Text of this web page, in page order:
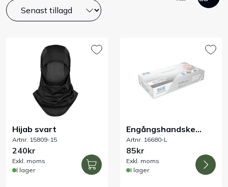
Råvaruhantering & lagring
Exponering & servering
Städutrustning
Plåtbyte
Hijab svart
Artnr. 15809-15
240kr
Exkl. moms
I lager
Engångshandske
puderfri TEP
Artnr. 16680-L
85kr
Exkl. moms
I lager